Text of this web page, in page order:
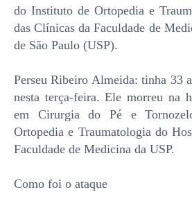
do Instituto de Ortopedia e
das Clínicas da Faculdade de
de São Paulo (USP).
Perseu Ribeiro Almeida: tinha 33
nesta terça-feira. Ele morreu na
em Cirurgia do Pé e
Ortopedia e Traumatologia do
Faculdade de Medicina da USP.
Como foi o ataque